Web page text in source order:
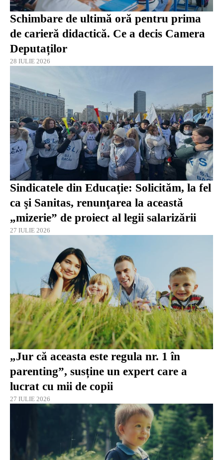
Schimbare de ultimă oră pentru prima
de carieră didactică. Ce a decis Camera
Deputaților
28 IULIE 2026
Sindicatele din Educaţie: Solicităm, la fel
ca şi Sanitas, renunţarea la această
„mizerie” de proiect al legii salarizării
27 IULIE 2026
„Jur că aceasta este regula nr. 1 în
parenting”, susține un expert care a
lucrat cu mii de copii
27 IULIE 2026